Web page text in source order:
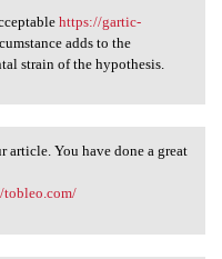
https://gartic-
adds to the
strain of the hypothesis.
article
article. You have done a great
tobleo.com/